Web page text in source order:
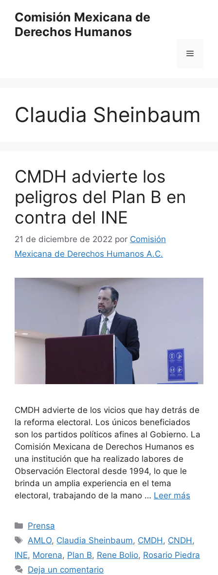
Comisión Mexicana de
Derechos Humanos
Claudia Sheinbaum
CMDH advierte los
peligros del Plan B en
contra del INE
21 de diciembre de 2022 por Comisión
Mexicana de Derechos Humanos A.C.
CMDH advierte de los vicios que hay detrás de
la reforma electoral. Los únicos beneficiados
son los partidos políticos afines al Gobierno. La
Comisión Mexicana de Derechos Humanos es
una institución que ha realizado labores de
Observación Electoral desde 1994, lo que le
brinda un amplia experiencia en el tema
electoral, trabajando de la mano … Leer más
Prensa
AMLO, Claudia Sheinbaum, CMDH , CNDH ,
INE, Morena, Plan B, Rene Bolio, Rosario Piedra
Deja un comentario